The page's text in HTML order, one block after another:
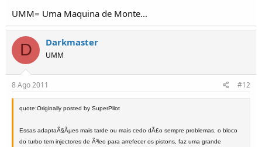
podes deminuir a poli de bomba de agua, cuidado em exagero ela passa
depressa de mais no radiador, nao ficando lá o tempo
necessario para ser convenientemente arrefecida...cuidado com guinchos, farois e
afins...deminui muito a entrada do ar...
outra coisa é libertar o calor no habitaculo do motor..como o ar quente
gasol = mistura mais rica, pneus grandes e as
UMM= Uma Maquina de Monte...
D Darkmaster
UMM
8 Ago 2011 #12
quote:Originally posted by SuperPilot
Essas adaptaÃ§Ãµes mais tarde ou mais cedo dÃ£o sempre problemas, o bloco
do turbo tem injectores de Ã³leo para arrefecer os pistons, faz uma grande